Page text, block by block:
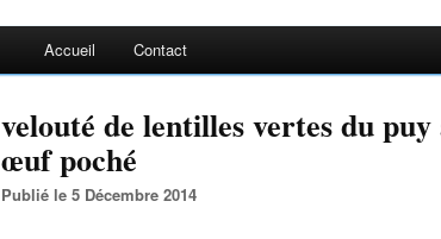
Accueil Contact
velouté de lentilles vertes du
œuf poché
Publié le 5 Décembre 2014